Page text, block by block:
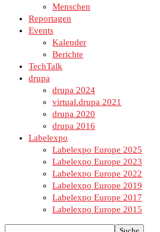
Menschen
Reportagen
Events
Kalender
Berichte
TechTalk
drupa
drupa 2024
virtual.drupa 2021
drupa 2020
drupa 2016
Labelexpo
Labelexpo Europe 2025
Labelexpo Europe 2023
Labelexpo Europe 2022
Labelexpo Europe 2019
Labelexpo Europe 2017
Labelexpo Europe 2015